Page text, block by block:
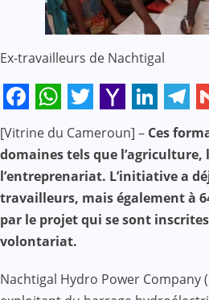
Ex-travailleurs de Nachtigal
Facebook
WhatsApp
Twitter
Yahoo
Mail
[Vitrine du Cameroun] – Ces
domaines tels que l’agriculture,
l’entreprenariat. L’initiative a
travailleurs, mais également à
par le projet qui se sont
volontariat.
Nachtigal Hydro Power Company